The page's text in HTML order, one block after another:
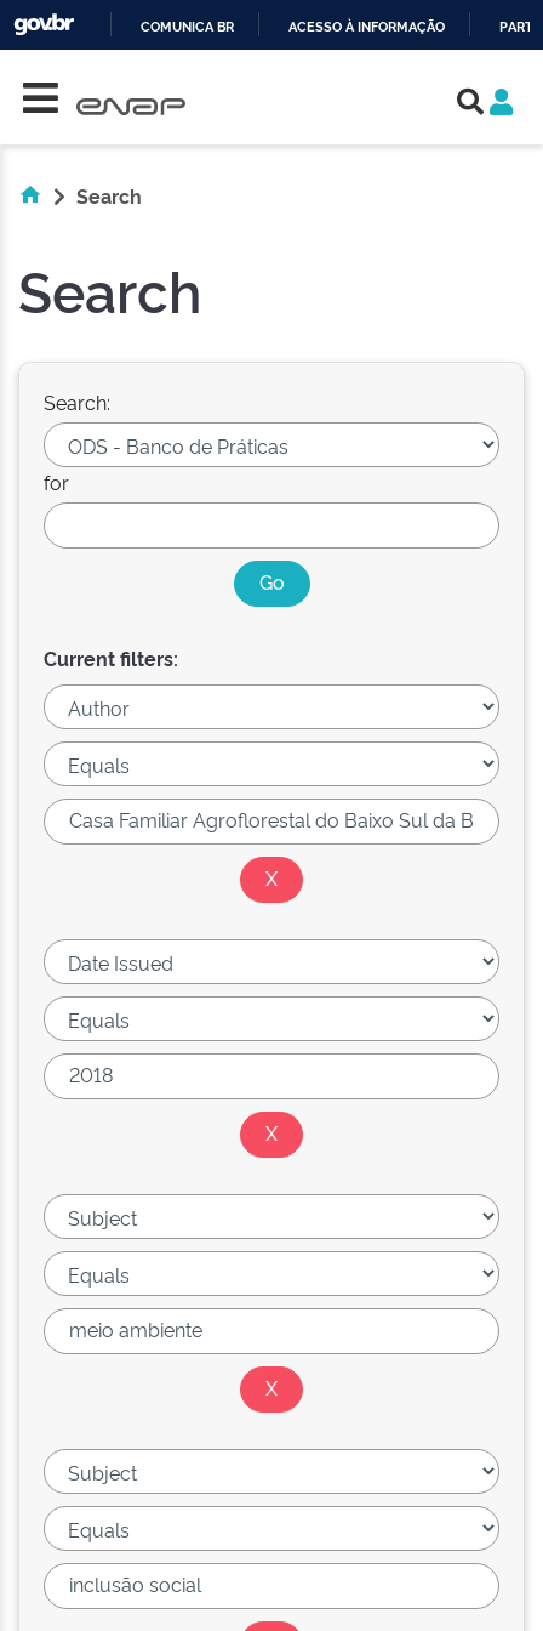
COMUNICA BR ACESSO À INFORMAÇÃO
Search
Search
Search:
for
Current filters: